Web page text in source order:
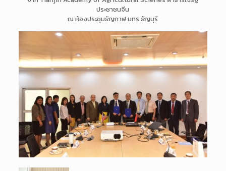
ประชาชนจีน
ณ ห้องประชุมธัญกาฬ มทร.ธัญบุรี